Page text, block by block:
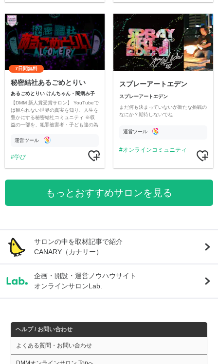
7日間無料
秘密結社あるごめとりい
あるごめとりい けんちゃん・闇病み子
【DMM 新人賞受賞サロン】 YouTubeで
は観られない世界の真実を知り、人生を
豊かにする秘密結社コミュニティ ※収
益の一部を、犯罪被害者・子ども達の為
す運営ツール
学び
スプレーアートエデン
スプレーアートエデン
まだ何も決まっていないが新たな挑戦の
なにか？期待しないでね
運営ツール
オンラインコミュニティ
もっとおすすめサロンを見る
サロンの中を取材記事で紹介
CANARY（カナリー）
企画・開設・運営ノウハウサイト
オンラインサロンLab.
ヘルプ / お問い合わせ
よくある質問・お問い合わせ